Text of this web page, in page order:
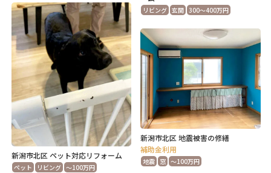
リビング 玄関 300～400万円
新潟市北区 ペット対応リフォーム
ペット リビング ～100万円
新潟市北区 地震被害の修繕
補助金利用
地震 窓 ～100万円